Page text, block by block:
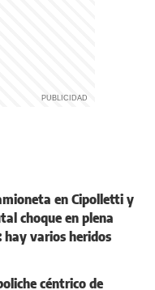
en Cipolletti y
choque en plena
hay varios heridos
céntrico de